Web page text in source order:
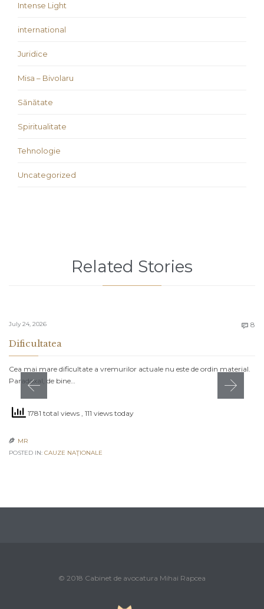
Intense Light
international
Juridice
Misa – Bivolaru
Sănătate
Spiritualitate
Tehnologie
Uncategorized
Related Stories
July 24, 2026  8
Dificultatea
Cea mai mare dificultate a vremurilor actuale nu este de ordin material.
Paradoxal, de bine…
1781 total views , 111 views today
 MR
POSTED IN: CAUZE NAŢIONALE
© 2018 Cabinet de avocatura Mihai Rapcea